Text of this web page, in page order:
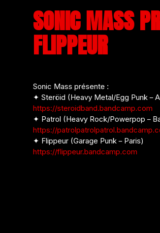
SONIC MASS
FLIPPEUR
Sonic Mass présente :
✦ Steröid (Heavy Metal/Egg Punk –
https://steroidband.bandcamp.com
✦ Patrol (Heavy Rock/Powerpop –
https://
✦ Flippeur (Garage Punk – Paris)
https://flippeur.bandcamp.com